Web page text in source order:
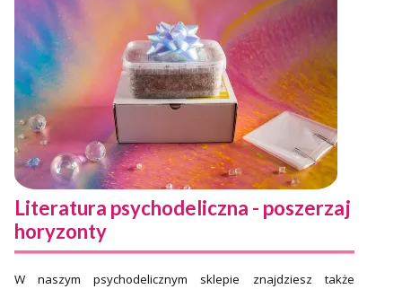
Literatura psychodeliczna - poszerzaj
horyzonty
W naszym psychodelicznym sklepie znajdziesz także